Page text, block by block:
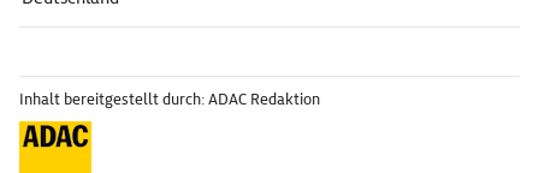
Inhalt bereitgestellt durch: ADAC Redaktion